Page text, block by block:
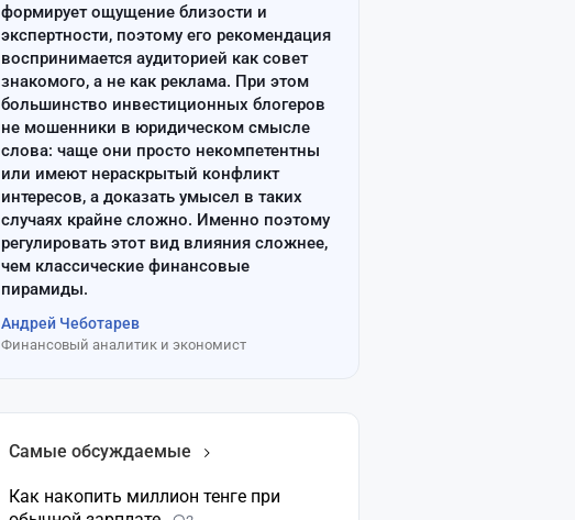
формирует ощущение близости и
экспертности, поэтому его рекомендация
воспринимается аудиторией как совет
знакомого, а не как реклама. При этом
большинство инвестиционных блогеров
не мошенники в юридическом смысле
слова: чаще они просто некомпетентны
или имеют нераскрытый конфликт
интересов, а доказать умысел в таких
случаях крайне сложно. Именно поэтому
регулировать этот вид влияния сложнее,
чем классические финансовые
пирамиды.
Андрей Чеботарев
Финансовый аналитик и экономист
Самые обсуждаемые
Как накопить миллион тенге при